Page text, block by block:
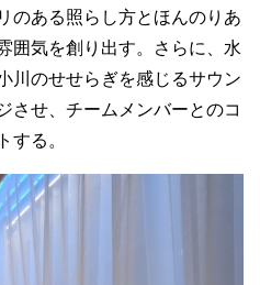
のある照らし方とほんのりあ
囲気を創り出す。さらに、水
川のせせらぎを感じるサウン
させ、チームメンバーとのコ
する。